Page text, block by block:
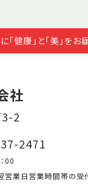
健康」と「美」をお
社
2
2471
00
営業日営業時間帯の受